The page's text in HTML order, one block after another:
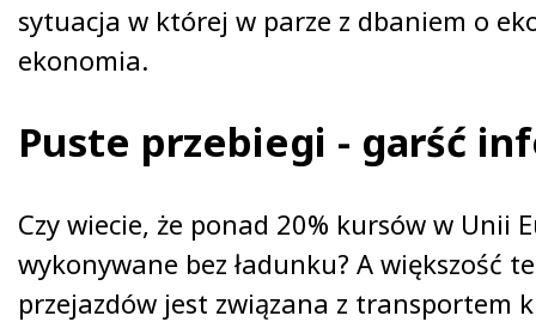
sytuacja w której w parze z dbaniem o
ekonomia.
Puste przebiegi - garść
Czy wiecie, że ponad 20% kursów w Unii
wykonywane bez ładunku? A większość
przejazdów jest związana z transportem